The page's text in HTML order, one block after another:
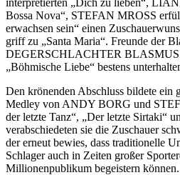
Bossa Nova“, STEFAN MROSS
erwachsen sein“ einen
griff zu „Santa Maria“. Freunde der
DEGERSCHLACHTER
„Böhmische Liebe“ bestens
Den krönenden Abschluss bildete
Medley von ANDY BORG und
der letzte Tanz“, „Der letzte Sirtaki“
verabschiedeten sie die Zuschauer
der erneut bewies, dass traditionelle
Schlager auch in Zeiten großer
Millionenpublikum begeistern können.